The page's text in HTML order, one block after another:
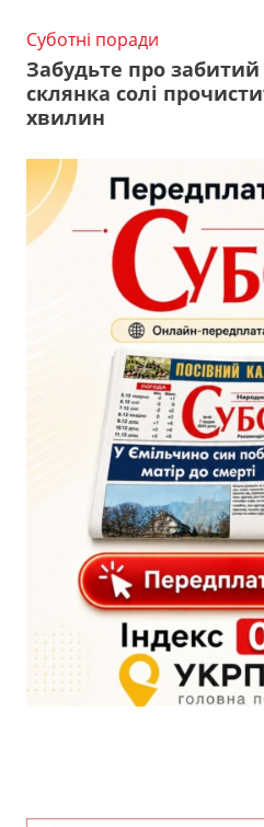
Суботні поради
Забудьте про
склянка солі
хвилин